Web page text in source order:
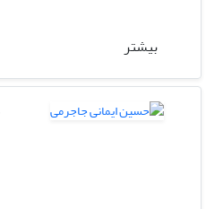
بیشتر